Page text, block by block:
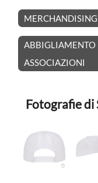
ABBIGLIAMENTO
ASSOCIAZIONI
Fotografie di